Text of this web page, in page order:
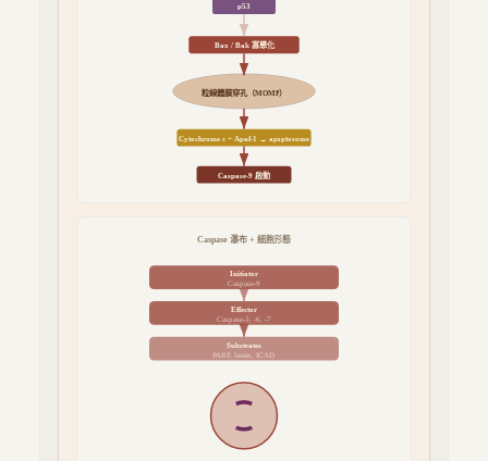
p53
Bax / Bak 寡聚化
粒線體膜穿孔（MOMP）
Cytochrome c + Apaf-1 → apoptosome
Caspase-9 啟動
Caspase 瀑布 + 細胞形態
Initiator
Caspase-9
Effector
Caspase-3, -6, -7
Substrates
PARP, lamin, ICAD